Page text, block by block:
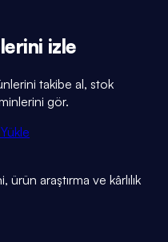
izle
takibe al, stok
gör.
ürün araştırma ve kârlılık